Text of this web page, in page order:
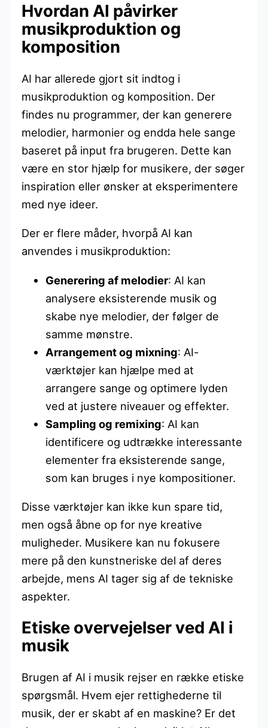
Hvordan AI påvirker
musikproduktion og
komposition
AI har allerede gjort sit indtog i
musikproduktion og komposition. Der
findes nu programmer, der kan generere
melodier, harmonier og endda hele sange
baseret på input fra brugeren. Dette kan
være en stor hjælp for musikere, der søger
inspiration eller ønsker at eksperimentere
med nye ideer.
Der er flere måder, hvorpå AI kan
anvendes i musikproduktion:
Generering af melodier: AI kan
analysere eksisterende musik og
skabe nye melodier, der følger de
samme mønstre.
Arrangement og mixning: AI-
værktøjer kan hjælpe med at
arrangere sange og optimere lyden
ved at justere niveauer og effekter.
Sampling og remixing: AI kan
identificere og udtrække interessante
elementer fra eksisterende sange,
som kan bruges i nye kompositioner.
Disse værktøjer kan ikke kun spare tid,
men også åbne op for nye kreative
muligheder. Musikere kan nu fokusere
mere på den kunstneriske del af deres
arbejde, mens AI tager sig af de tekniske
aspekter.
Etiske overvejelser ved AI i
musik
Brugen af AI i musik rejser en række etiske
spørgsmål. Hvem ejer rettighederne til
musik, der er skabt af en maskine? Er det